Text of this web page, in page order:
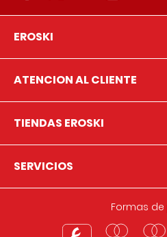
EROSKI
ATENCION AL CLIENTE
TIENDAS EROSKI
SERVICIOS
Formas